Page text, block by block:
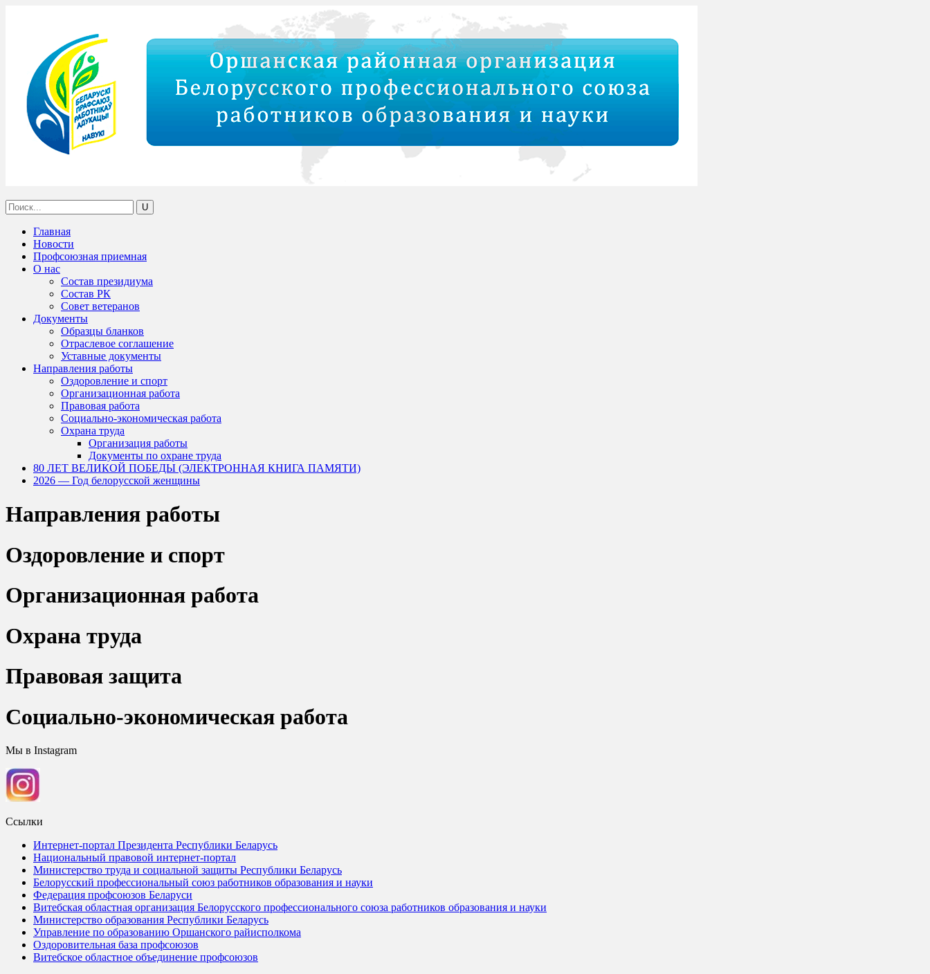
Главная
Новости
Профсоюзная приемная
О нас
Состав президиума
Состав РК
Совет ветеранов
Документы
Образцы бланков
Отраслевое соглашение
Уставные документы
Направления работы
Оздоровление и спорт
Организационная работа
Правовая работа
Социально-экономическая работа
Охрана труда
Организация работы
Документы по охране труда
80 ЛЕТ ВЕЛИКОЙ ПОБЕДЫ (ЭЛЕКТРОННАЯ КНИГА ПАМЯТИ)
2026 — Год белорусской женщины
Направления работы
Оздоровление и спорт
Организационная работа
Охрана труда
Правовая защита
Социально-экономическая работа
Мы в Instagram
Ссылки
Интернет-портал Президента Республики Беларусь
Национальный правовой интернет-портал
Министерство труда и социальной защиты Республики Беларусь
Белорусский профессиональный союз работников образования и науки
Федерация профсоюзов Беларуси
Витебская областная организация Белорусского профессионального союза работников образования и науки
Министерство образования Республики Беларусь
Управление по образованию Оршанского райисполкома
Оздоровительная база профсоюзов
Витебское областное объединение профсоюзов